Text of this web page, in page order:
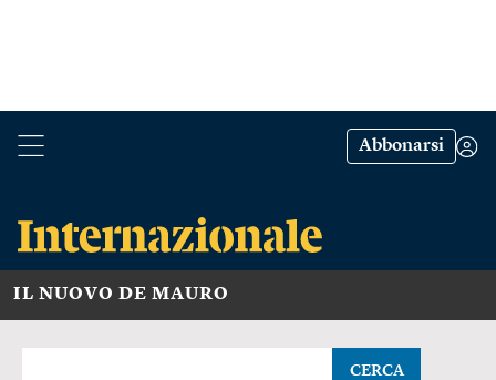
Abbonarsi
IL NUOVO DE MAURO
CERCA